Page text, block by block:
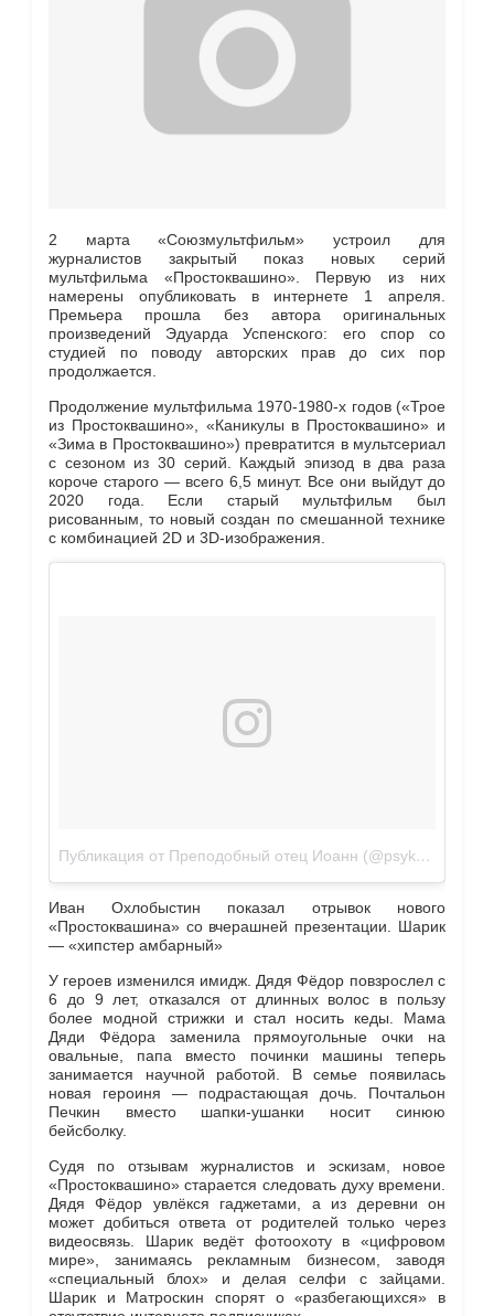
2 марта «Союзмультфильм» устроил для
журналистов закрытый показ новых серий
мультфильма «Простоквашино». Первую из них
намерены опубликовать в интернете 1 апреля.
Премьера прошла без автора оригинальных
произведений Эдуарда Успенского: его спор со
студией по поводу авторских прав до сих пор
продолжается.
Продолжение мультфильма 1970-1980-х годов («Трое
из Простоквашино», «Каникулы в Простоквашино» и
«Зима в Простоквашино») превратится в мультсериал
с сезоном из 30 серий. Каждый эпизод в два раза
короче старого — всего 6,5 минут. Все они выйдут до
2020 года. Если старый мультфильм был
рисованным, то новый создан по смешанной технике
с комбинацией 2D и 3D-изображения.
Публикация от Преподобный отец Иоанн (@psykero1477)
Иван Охлобыстин показал отрывок нового
«Простоквашина» со вчерашней презентации. Шарик
— «хипстер амбарный»
У героев изменился имидж. Дядя Фёдор повзрослел с
6 до 9 лет, отказался от длинных волос в пользу
более модной стрижки и стал носить кеды. Мама
Дяди Фёдора заменила прямоугольные очки на
овальные, папа вместо починки машины теперь
занимается научной работой. В семье появилась
новая героиня — подрастающая дочь. Почтальон
Печкин вместо шапки-ушанки носит синюю
бейсболку.
Судя по отзывам журналистов и эскизам, новое
«Простоквашино» старается следовать духу времени.
Дядя Фёдор увлёкся гаджетами, а из деревни он
может добиться ответа от родителей только через
видеосвязь. Шарик ведёт фотоохоту в «цифровом
мире», занимаясь рекламным бизнесом, заводя
«специальный блох» и делая селфи с зайцами.
Шарик и Матроскин спорят о «разбегающихся» в